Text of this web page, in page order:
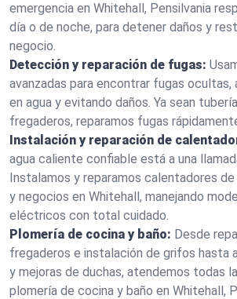
emergencia en Whitehall, Pensilvania
día o de noche, para detener daños y
negocio.
Detección y reparación de fugas:
avanzadas para encontrar fugas ocultas,
en agua y evitando daños. Ya sean
fregaderos, reparamos fugas
Instalación y reparación de
agua caliente confiable está a una
Instalamos y reparamos calentadores de
y negocios en Whitehall, manejando
eléctricos con total cuidado.
Plomería de cocina y baño: Desde
fregaderos e instalación de grifos hasta
y mejoras de duchas, atendemos todas
plomería de cocina y baño en Whitehall,